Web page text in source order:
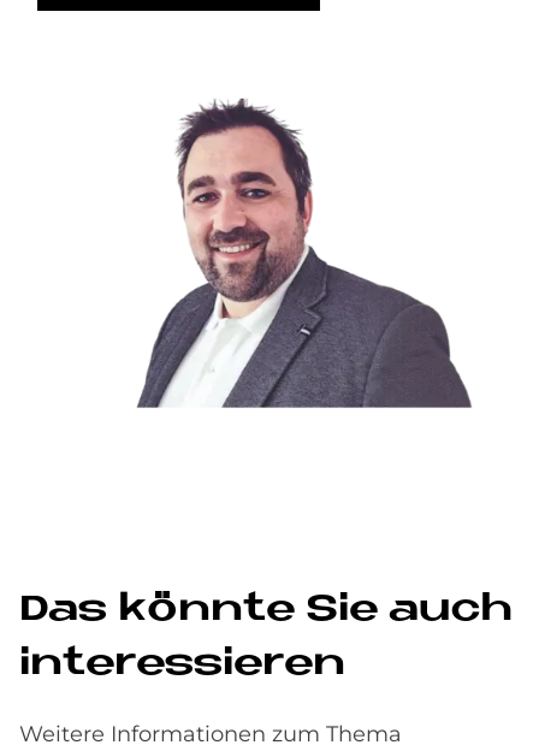
Das könnte Sie auch
interessieren
Weitere Informationen zum Thema